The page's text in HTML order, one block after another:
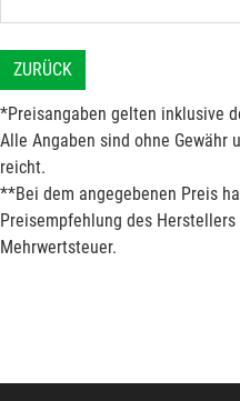
ZURÜCK
*Preisangaben gelten inklusive
Alle Angaben sind ohne Gewähr
reicht.
**Bei dem angegebenen Preis
Preisempfehlung des
Mehrwertsteuer.